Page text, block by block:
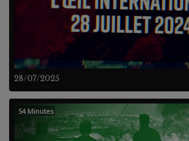
28/07/2025
54 Minutes